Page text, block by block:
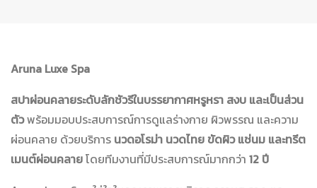
Aruna Luxe Spa
สปาผ่อนคลายระดับลักชัวรีในบรรยากาศหรูหรา สงบ และเป็นส่วน
ตัวพร้อมมอบประสบการณ์การดูแลร่างกาย ผิวพรรณ และความ
ผ่อนคลาย ด้วยบริการ นวดอโรม่า นวดไทย ขัดผิว แช่นม และทรีต
เมนต์ผ่อนคลายโดยทีมงานที่มีประสบการณ์มากกว่า 12 ปี